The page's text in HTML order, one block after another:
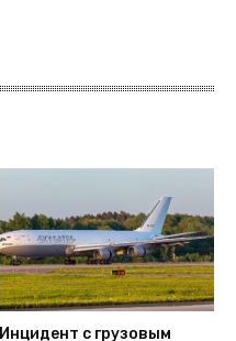
Инцидент с грузовым